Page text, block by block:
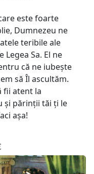
este foarte
Dumnezeu ne
teribile ale
Sa. El ne
că ne iubește
să Îl ascultăm.
fii atent la
și părinții tăi ți le
așa!